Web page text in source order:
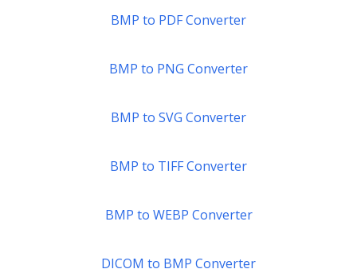
BMP to PDF Converter
BMP to PNG Converter
BMP to SVG Converter
BMP to TIFF Converter
BMP to WEBP Converter
DICOM to BMP Converter